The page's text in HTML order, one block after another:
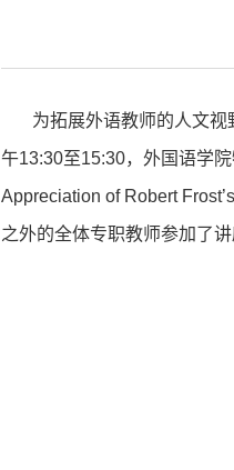
为拓展外语教师的人文视
午13:30至15:30，外国语学
Appreciation of Robert Frost’
之外的全体专职教师参加了讲